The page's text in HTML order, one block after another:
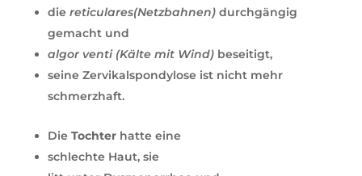
die reticulares(Netzbahnen)durchgängig
gemacht und
algor venti (Kälte mit Wind) beseitigt,
seine Zervikalspondylose ist nicht mehr
schmerzhaft.
Die Tochterhatte eine
schlechte Haut, sie